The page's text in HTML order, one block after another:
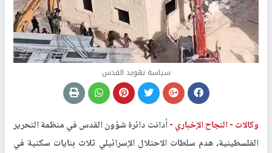
سياسة تهويد القدس
وكالات -النجاح الإخباري -أدانت دائرة شؤون القدس في منظمة التحرير
الفلسطينية، هدم سلطات الاحتلال الإسرائيلي ثلاث بنايات سكنية في